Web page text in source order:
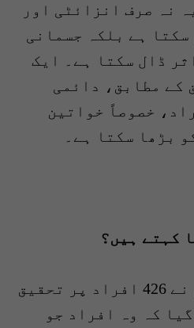
نہ صرف انزائٹی اور
ہے بلکہ جسمانی
ڈال سکتا ہے۔ ایک
کے مطابق، دائمی
خصوصاً خواتین
بڑھا سکتا ہے۔
کہتے ہیں؟
فن لینڈ کے ماہرین نے 426 افراد پر تحقیق
کہ وہ افراد جو